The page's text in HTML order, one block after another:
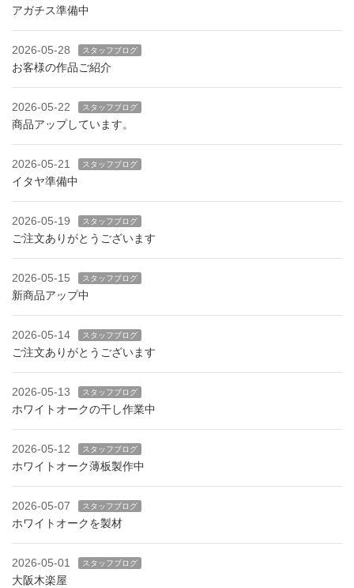
アガチス準備中
2026-05-28 スタッフブログ
お客様の作品ご紹介
2026-05-22 スタッフブログ
商品アップしています。
2026-05-21 スタッフブログ
イタヤ準備中
2026-05-19 スタッフブログ
ご注文ありがとうございます
2026-05-15 スタッフブログ
新商品アップ中
2026-05-14 スタッフブログ
ご注文ありがとうございます
2026-05-13 スタッフブログ
ホワイトオークの干し作業中
2026-05-12 スタッフブログ
ホワイトオーク薄板製作中
2026-05-07 スタッフブログ
ホワイトオークを製材
2026-05-01 スタッフブログ
大阪木楽屋